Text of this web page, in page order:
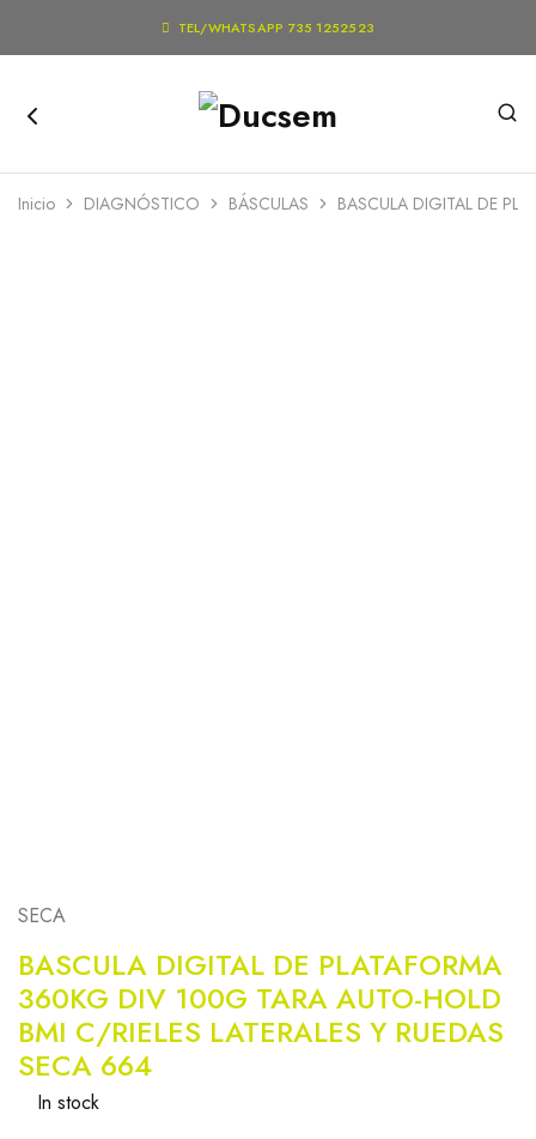
 TEL/WHATSAPP 735 1252523
Inicio DIAGNÓSTICO BÁSCULAS BASCULA DIGITAL DE
SECA
BASCULA DIGITAL DE PLATAFORMA
360KG DIV 100G TARA AUTO-HOLD
BMI C/RIELES LATERALES Y RUEDAS
SECA 664
In stock